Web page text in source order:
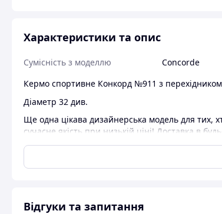
Характеристики та опис
Сумісність з моделлю
Concorde
Кермо спортивне Конкорд №911 з
Діаметр 32 див.
Ще одна цікава дизайнерська модель для тих,
сучасне якість при низькій ціні! Доставка в
Відгуки та запитання